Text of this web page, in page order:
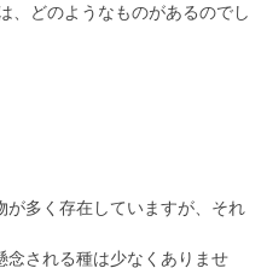
、どのようなものがあるのでし
多く存在していますが、それ
念される種は少なくありませ